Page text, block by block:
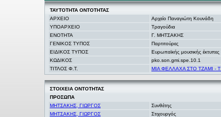
ΤΑΥΤΟΤΗΤΑ ΟΝΤΟΤΗΤΑΣ
ΑΡΧΕΙΟ
Αρχείο Παναγιώτη Κουνάδη
ΥΠΟΑΡΧΕΙΟ
Τραγούδια
ΕΝΟΤΗΤΑ
Γ. ΜΗΤΣΑΚΗΣ
ΓΕΝΙΚΟΣ ΤΥΠΟΣ
Παρτιτούρες
ΕΙΔΙΚΟΣ ΤΥΠΟΣ
Ευρωπαϊκής μουσικής έκτυπες
ΚΩΔΙΚΟΣ
pko.son.gmi.spe.10.1
ΤΙΤΛΟΣ Φ.Τ.
ΜΙΑ ΦΕΛΛΑΧΑ ΣΤΟ ΤΖΑΜΙ -
ΣΤΟΙΧΕΙΑ ΟΝΤΟΤΗΤΑΣ
ΠΡΟΣΩΠΑ
ΜΗΤΣΑΚΗΣ, ΓΙΩΡΓΟΣ
Συνθέτης
ΜΗΤΣΑΚΗΣ, ΓΙΩΡΓΟΣ
Στιχουργός